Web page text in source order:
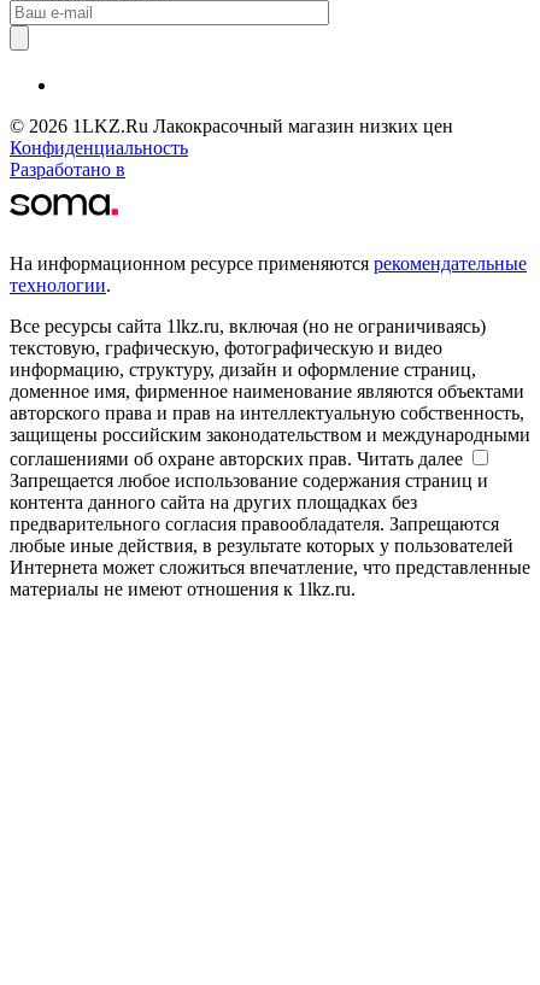
© 2026 1LKZ.Ru Лакокрасочный магазин низких цен
Конфиденциальность
Разработано в
На информационном ресурсе применяются рекомендательные
технологии.
Все ресурсы сайта 1lkz.ru, включая (но не ограничиваясь)
текстовую, графическую, фотографическую и видео
информацию, структуру, дизайн и оформление страниц,
доменное имя, фирменное наименование являются объектами
авторского права и прав на интеллектуальную собственность,
защищены российским законодательством и международными
соглашениями об охране авторских прав. Читать далее
Запрещается любое использование содержания страниц и
контента данного сайта на других площадках без
предварительного согласия правообладателя. Запрещаются
любые иные действия, в результате которых у пользователей
Интернета может сложиться впечатление, что представленные
материалы не имеют отношения к 1lkz.ru.